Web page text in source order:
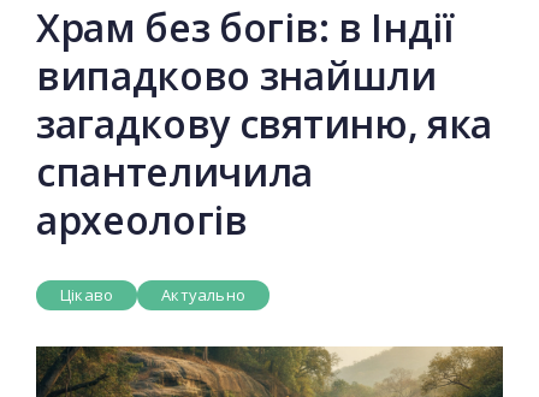
Храм без богів: в Індії
випадково знайшли
загадкову святиню, яка
спантеличила
археологів
Цікаво Актуально